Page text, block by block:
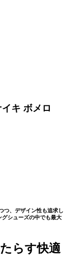
キ ボメロ
つ、デザイン性も追求し
シューズの中でも最大
らす快適